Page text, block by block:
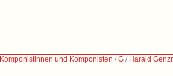
Komponistinnen und Komponisten /G / Harald